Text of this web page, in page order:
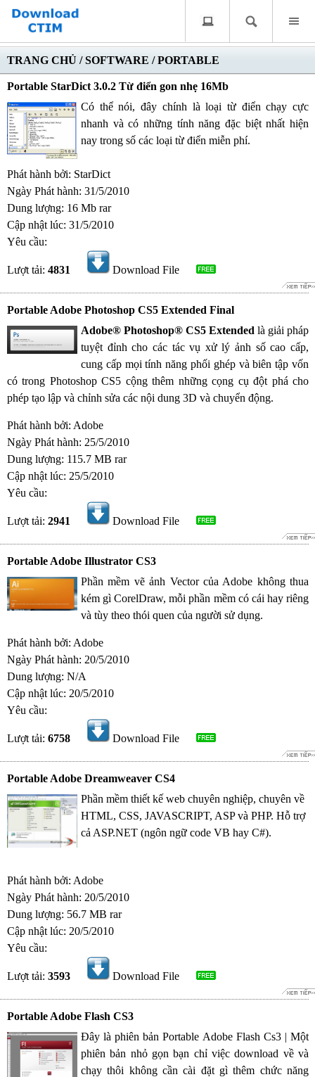
TRANG CHỦ /SOFTWARE /PORTABLE
Portable StarDict 3.0.2 Từ điển gon nhẹ 16Mb
Có thể nói, đây chính là loại từ điển chạy cực
nhanh và có những tính năng đặc biệt nhất hiện
nay trong số các loại từ điển miễn phí.
Phát hành bởi: StarDict
Ngày Phát hành: 31/5/2010
Dung lượng: 16 Mb rar
Cập nhật lúc: 31/5/2010
Yêu cầu:
Lượt tải: 4831 Download File
Portable Adobe Photoshop CS5 Extended Final
Adobe® Photoshop® CS5 Extendedlà giải pháp
tuyệt đỉnh cho các tác vụ xử lý ảnh số cao cấp,
cung cấp mọi tính năng phối ghép và biên tập vốn
có trong Photoshop CS5 cộng thêm những cọng cụ đột phá cho
phép tạo lập và chỉnh sửa các nội dung 3D và chuyển động.
Phát hành bởi: Adobe
Ngày Phát hành: 25/5/2010
Dung lượng: 115.7 MB rar
Cập nhật lúc: 25/5/2010
Yêu cầu:
Lượt tải: 2941 Download File
Portable Adobe Illustrator CS3
Phần mềm vẽ ảnh Vector của Adobe không thua
kém gì CorelDraw, mỗi phần mềm có cái hay riêng
và tùy theo thói quen của người sử dụng.
Phát hành bởi: Adobe
Ngày Phát hành: 20/5/2010
Dung lượng: N/A
Cập nhật lúc: 20/5/2010
Yêu cầu:
Lượt tải: 6758 Download File
Portable Adobe Dreamweaver CS4
Phần mềm thiết kế web chuyên nghiệp, chuyên về
HTML, CSS, JAVASCRIPT, ASP và PHP. Hỗ trợ
cả ASP.NET (ngôn ngữ code VB hay C#).
Phát hành bởi: Adobe
Ngày Phát hành: 20/5/2010
Dung lượng: 56.7 MB rar
Cập nhật lúc: 20/5/2010
Yêu cầu:
Lượt tải: 3593 Download File
Portable Adobe Flash CS3
Đây là phiên bản Portable Adobe Flash Cs3 | Một
phiên bản nhỏ gọn bạn chỉ việc download về và
chạy thôi không cần cài đặt gì thêm chức năng